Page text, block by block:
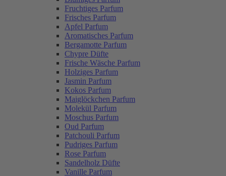
Fruchtiges Parfum
Frisches Parfum
Apfel Parfum
Aromatisches Parfum
Bergamotte Parfum
Chypre Düfte
Frische Wäsche Parfum
Holziges Parfum
Jasmin Parfum
Kokos Parfum
Maiglöckchen Parfum
Molekül Parfum
Moschus Parfum
Oud Parfum
Patchouli Parfum
Pudriges Parfum
Rose Parfum
Sandelholz Düfte
Vanille Parfum